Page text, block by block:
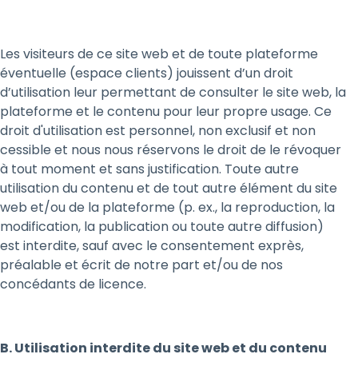
Les visiteurs de ce site web et de toute plateforme
éventuelle (espace clients) jouissent d’un droit
d’utilisation leur permettant de consulter le site web, la
plateforme et le contenu pour leur propre usage. Ce
droit d'utilisation est personnel, non exclusif et non
cessible et nous nous réservons le droit de le révoquer
à tout moment et sans justification. Toute autre
utilisation du contenu et de tout autre élément du site
web et/ou de la plateforme (p. ex., la reproduction, la
modification, la publication ou toute autre diffusion)
est interdite, sauf avec le consentement exprès,
préalable et écrit de notre part et/ou de nos
concédants de licence.
B. Utilisation interdite du site web et du contenu